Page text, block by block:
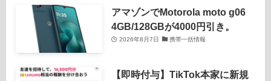
アマゾンでMotorola moto g06
4GB/128GBが4000円引き。
2026年8月7日 携帯一括情報
【即時付与】TikTok本家に新規